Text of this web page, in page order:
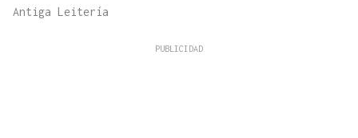
Antiga Leitería